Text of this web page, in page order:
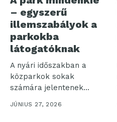
– egyszerű
illemszabályok a
parkokba
látogatóknak
A nyári időszakban a
közparkok sokak
számára jelentenek
kikapcsolódást,
feltöltődést és
JÚNIUS 27, 2026